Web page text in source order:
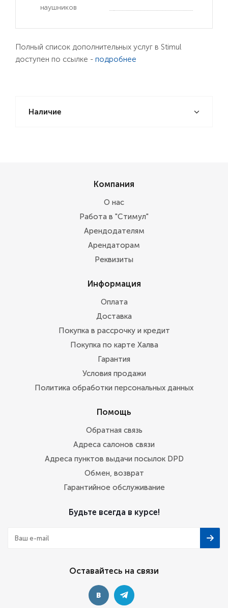
наушников
Полный список дополнительных услуг в Stimul
доступен по ссылке - подробнее
Наличие
Компания
О нас
Работа в "Стимул"
Арендодателям
Арендаторам
Реквизиты
Информация
Оплата
Доставка
Покупка в рассрочку и кредит
Покупка по карте Халва
Гарантия
Условия продажи
Политика обработки персональных данных
Помощь
Обратная связь
Адреса салонов связи
Адреса пунктов выдачи посылок DPD
Обмен, возврат
Гарантийное обслуживание
Будьте всегда в курсе!
Оставайтесь на связи